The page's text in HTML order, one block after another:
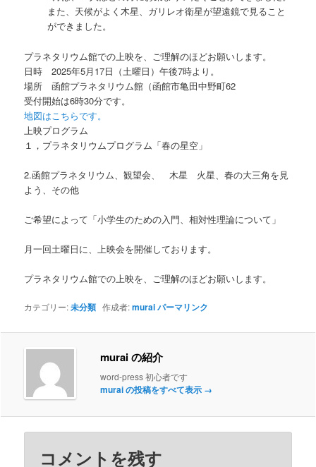
また、天候がよく木星、ガリレオ衛星が望遠鏡で見ること
ができました。
プラネタリウム館での上映を、ご理解のほどお願いします。
日時 2025年5月17日（土曜日）午後7時より。
場所 函館プラネタリウム館（函館市亀田中野町62
受付開始は6時30分です。
地図はこちらです。
上映プログラム
１，プラネタリウムプログラム「春の星空」
2.函館プラネタリウム、観望会、 木星 火星、春の大三角を見
よう、その他
ご希望によって「小学生のための入門、相対性理論について」
月一回土曜日に、上映会を開催しております。
プラネタリウム館での上映を、ご理解のほどお願いします。
カテゴリー:未分類 作成者:muraiパーマリンク
murai の紹介
word-press 初心者です
murai の投稿をすべて表示 →
コメントを残す